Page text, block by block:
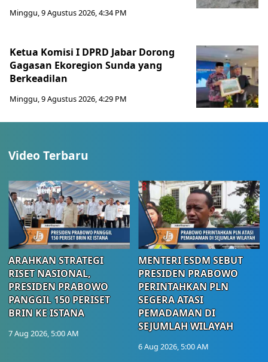
Minggu, 9 Agustus 2026, 4:34 PM
Ketua Komisi I DPRD Jabar Dorong
Gagasan Ekoregion Sunda yang
Berkeadilan
Minggu, 9 Agustus 2026, 4:29 PM
Video Terbaru
ARAHKAN STRATEGI
RISET NASIONAL,
PRESIDEN PRABOWO
PANGGIL 150 PERISET
BRIN KE ISTANA
7 Aug 2026, 5:00 AM
MENTERI ESDM SEBUT
PRESIDEN PRABOWO
PERINTAHKAN PLN
SEGERA ATASI
PEMADAMAN DI
SEJUMLAH WILAYAH
6 Aug 2026, 5:00 AM